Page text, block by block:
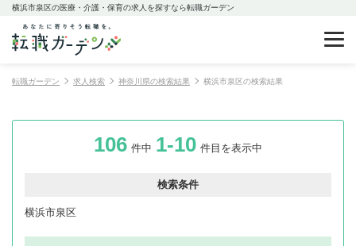
横浜市泉区の医療・介護・保育の求人を探すなら転職ガーデン
転職ガーデン 求人検索 神奈川県の検索結果 横浜市泉区の検索結果
106 件中 1-10 件目を表示中
検索条件
横浜市泉区